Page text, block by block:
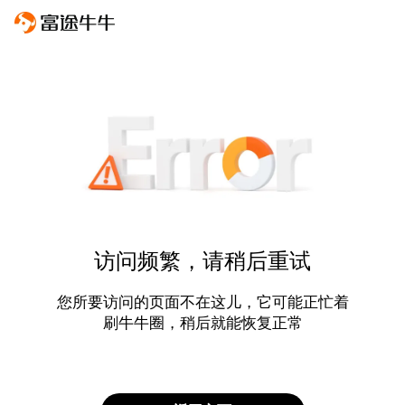
访问频繁，请稍后重试
您所要访问的页面不在这儿，它可能正忙着
刷牛牛圈，稍后就能恢复正常